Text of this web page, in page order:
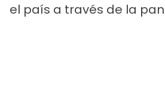
el país a través de la